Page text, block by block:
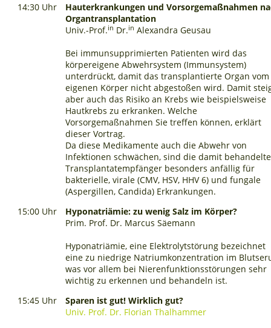
14:30 Uhr
Hauterkrankungen und Vorsorgemaßnahmen
Organtransplantation
Univ.-Prof.in Dr.in Alexandra Geusau
Bei immunsupprimierten Patienten wird das
körpereigene Abwehrsystem (Immunsystem)
unterdrückt, damit das transplantierte Organ vom
eigenen Körper nicht abgestoßen wird. Damit
aber auch das Risiko an Krebs wie beispielsweise
Hautkrebs zu erkranken. Welche
Vorsorgemaßnahmen Sie treffen können, erklärt
dieser Vortrag.
Da diese Medikamente auch die Abwehr von
Infektionen schwächen, sind die damit
Transplantatempfänger besonders anfällig für
bakterielle, virale (CMV, HSV, HHV 6) und fungale
(Aspergillen, Candida) Erkrankungen.
15:00 Uhr
Hyponatriämie: zu wenig Salz im Körper?
Prim. Prof. Dr. Marcus Säemann
Hyponatriämie, eine Elektrolytstörung bezeichnet
eine zu niedrige Natriumkonzentration im
was vor allem bei Nierenfunktionsstörungen sehr
wichtig zu erkennen und behandeln ist.
15:45 Uhr
Sparen ist gut! Wirklich gut?
Univ. Prof. Dr. Florian Thalhammer